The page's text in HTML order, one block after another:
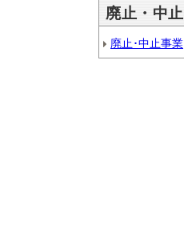
廃止・中止
廃止･中止事業